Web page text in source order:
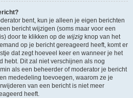
bent, kun je alleen je eigen berichten
bericht wijzigen (soms maar voor een
door te klikken op de wijzig knop van het
op je bericht gereageerd heeft, komt er
dat zegt hoeveel keer en wanneer je het
hebt. Dit zal niet verschijnen als nog
als een beheerder of moderator je bericht
mededeling toevoegen, waarom ze je
van een bericht is niet meer
heeft.